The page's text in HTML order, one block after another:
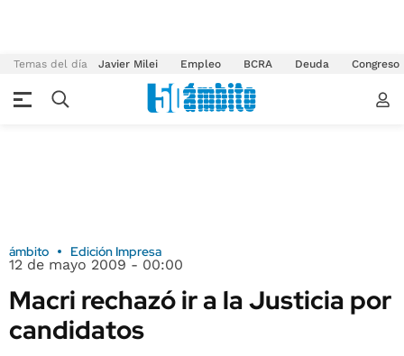
Temas del día Javier Milei Empleo BCRA Deuda Congreso
ámbito Edición Impresa
12 de mayo 2009 - 00:00
Macri rechazó ir a la Justicia por
candidatos